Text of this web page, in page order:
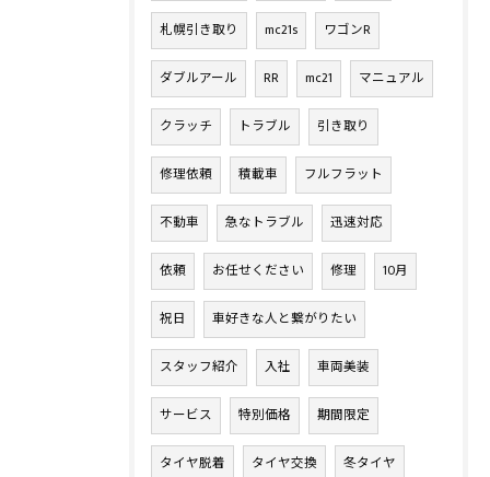
札幌引き取り mc21s ワゴンR
ダブルアール RR mc21 マニュアル
クラッチ トラブル 引き取り
修理依頼 積載車 フルフラット
不動車 急なトラブル 迅速対応
依頼 お任せください 修理 10月
祝日 車好きな人と繋がりたい
スタッフ紹介 入社 車両美装
サービス 特別価格 期間限定
タイヤ脱着 タイヤ交換 冬タイヤ